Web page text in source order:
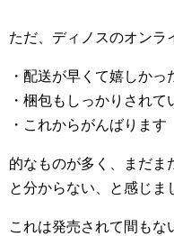
ただ、ディノスのオンラ
・配送が早くて嬉しかっ
・梱包もしっかりされ
・これからがんばります
的なものが多く、まだま
と分からない、と感じま
これは発売されて間もな